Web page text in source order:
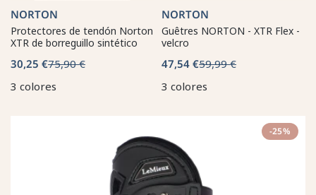
NORTON
Protectores de tendón Norton
XTR de borreguillo sintético
30,25 €75,90 €
3 colores
NORTON
Guêtres NORTON - XTR Flex -
velcro
47,54 €59,99 €
3 colores
-25%